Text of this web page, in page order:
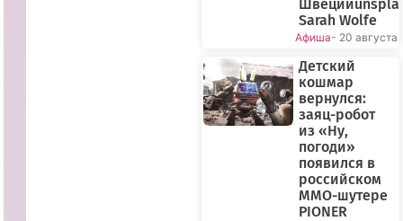
Sarah Wolfe
Афиша- 20 августа
Детский
кошмар
вернулся:
заяц-робот
из «Ну,
погоди»
появился в
российском
MMO-шутере
PIONER